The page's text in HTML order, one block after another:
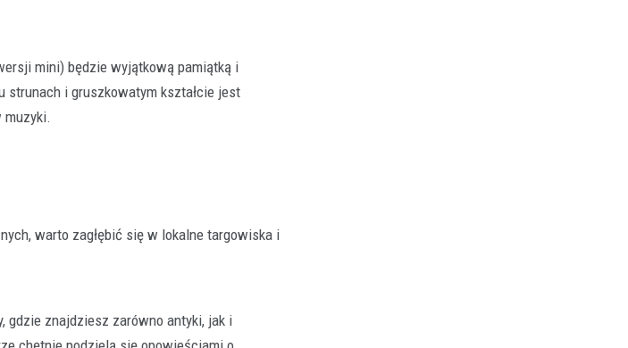
mini) będzie wyjątkową pamiątką i
strunach i gruszkowatym kształcie jest
muzyki.
warto zagłębić się w lokalne targowiska i
gdzie znajdziesz zarówno antyki, jak i